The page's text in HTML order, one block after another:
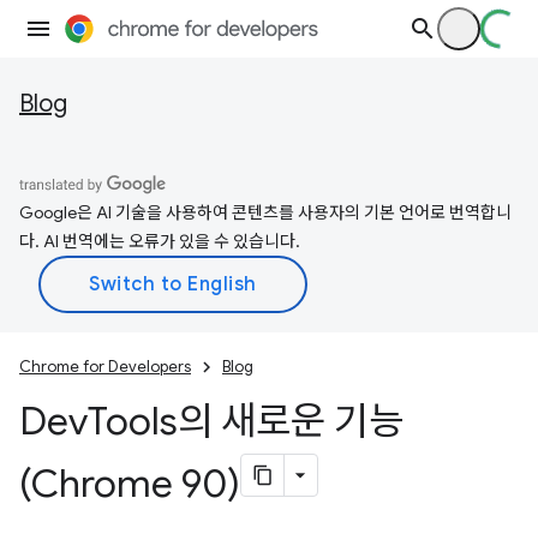
Blog
Google은 AI 기술을 사용하여 콘텐츠를 사용자의 기본 언어로 번역합니
다. AI 번역에는 오류가 있을 수 있습니다.
Chrome for Developers Blog
DevTools의 새로운 기능
(Chrome 90)